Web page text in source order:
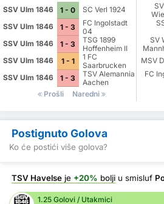
SSV Ulm 1846 1 - 0
SC Verl 1924
SSV Ulm 1846
1 - 3
FC Ingolstadt
04
SSV Ulm 1846
1 - 3
TSG 1899
Hoffenheim II
SSV Ulm 1846
1 - 1
1 FC
Saarbrucken
SSV Ulm 1846
1 - 3
TSV Alemannia
Aachen
Prošli
Naredni
SV
MSV
FC
Postignuto Golova
Ko će postići više golova?
TSV Havelse je +20% bolji u smisluf
1.25 Golovi / Utakmici